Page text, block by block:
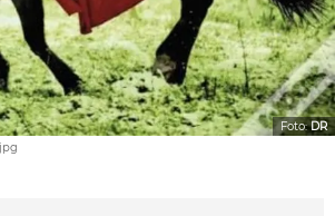
Foto:DR